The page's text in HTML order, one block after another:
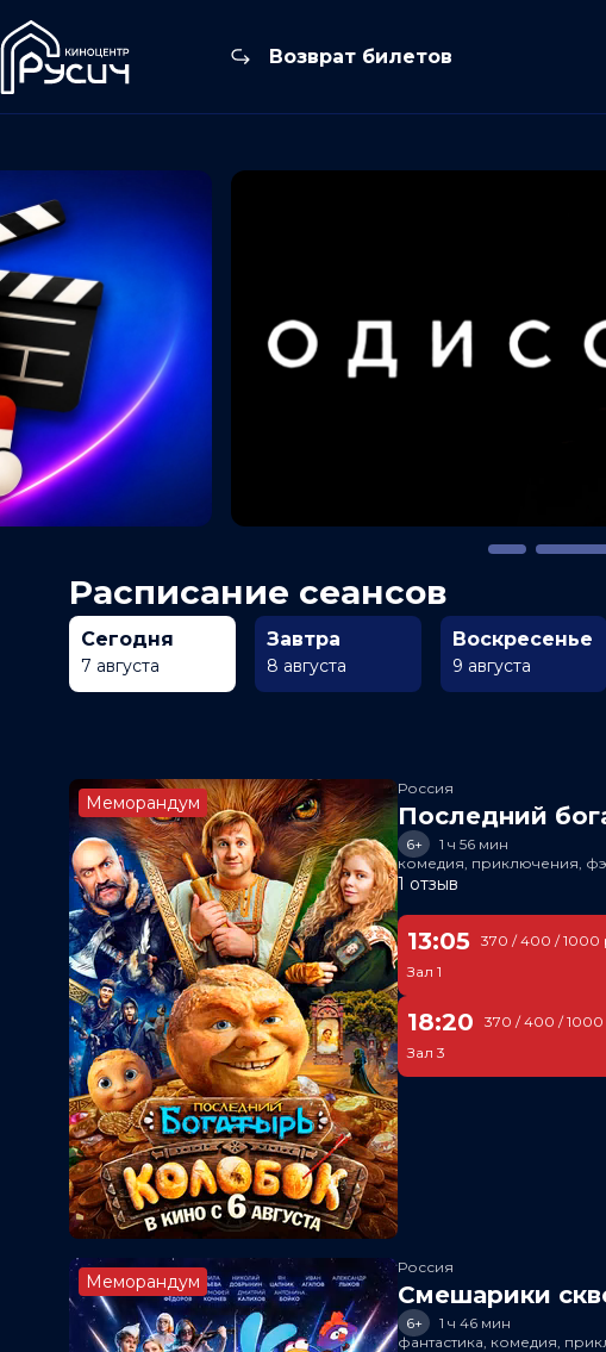
Возврат билетов
Расписание сеансов
Сегодня
7 августа
Завтра
8 августа
Воскресенье
9 августа
Меморандум
Россия
Последний
6+
1 ч 56 мин
комедия, приключения,
1 отзыв
13:05
Зал 1
370 / 400 / 1000
18:20
Зал 3
370 / 400 / 1000
Меморандум
Россия
Смешарики
6+
1 ч 46 мин
фантастика, комедия,